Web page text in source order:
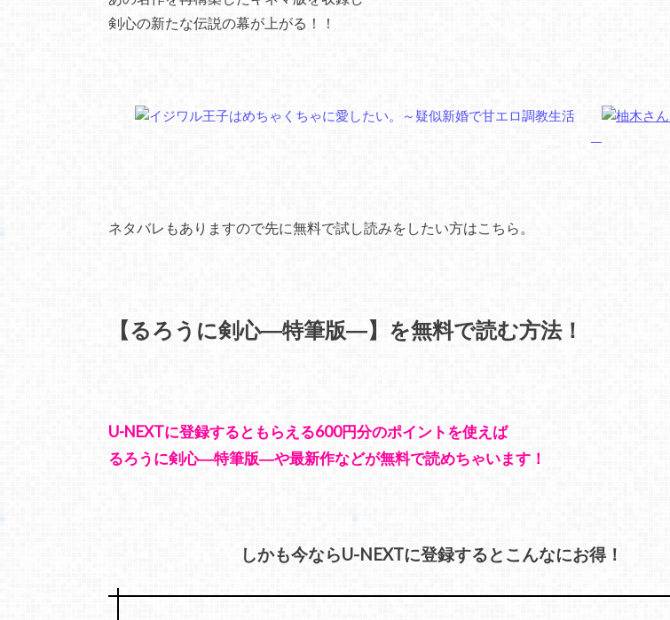
剣心の新たな伝説の幕が上がる！！
ネタバレもありますので先に無料で試し読みをしたい方はこちら。
【るろうに剣心―特筆版―】を無料で読む方法！
U-NEXTに登録するともらえる600円分のポイントを使えば
るろうに剣心―特筆版―や最新作などが無料で読めちゃいます！
しかも今ならU-NEXTに登録するとこんなにお得！